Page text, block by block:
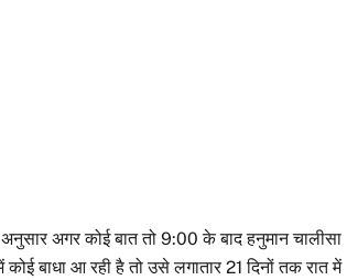
अगर कोई बात तो 9:00 के बाद हनुमान चालीसा
बाधा आ रही है तो उसे लगातार 21 दिनों तक रात में